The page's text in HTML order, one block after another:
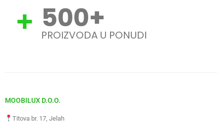
500+
PROIZVODA U PONUDI
MOOBILUX D.O.O.
Titova br. 17, Jelah